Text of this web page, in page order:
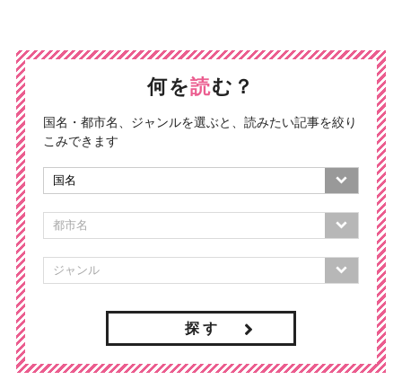
何を読む？
国名・都市名、ジャンルを選ぶと、読みたい記事を絞り
こみできます
探 す